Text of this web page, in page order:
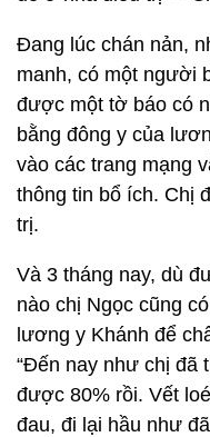
Đang lúc chán nản,
manh, có một người
được một tờ báo có
bằng đông y của
vào các trang mạng
thông tin bổ ích. Chị
trị.
Và 3 tháng nay, dù
nào chị Ngọc cũng
lương y Khánh để
“Đến nay như chị đã
được 80% rồi. Vết
đau, đi lại hầu như